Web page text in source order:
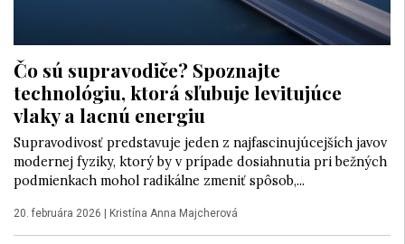
Čo sú supravodiče? Spoznajte
technológiu, ktorá sľubuje levitujúce
vlaky a lacnú energiu
Supravodivosť predstavuje jeden z najfascinujúcejších javov
modernej fyziky, ktorý by v prípade dosiahnutia pri bežných
podmienkach mohol radikálne zmeniť spôsob,...
20. februára 2026 | Kristína Anna Majcherová